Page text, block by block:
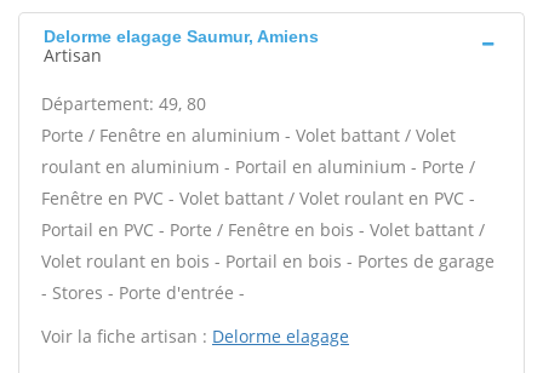
Delorme elagage Saumur, Amiens
Artisan
Département: 49, 80
Porte / Fenêtre en aluminium - Volet battant / Volet
roulant en aluminium - Portail en aluminium - Porte /
Fenêtre en PVC - Volet battant / Volet roulant en PVC -
Portail en PVC - Porte / Fenêtre en bois - Volet battant /
Volet roulant en bois - Portail en bois - Portes de garage
- Stores - Porte d'entrée -
Voir la fiche artisan : Delorme elagage